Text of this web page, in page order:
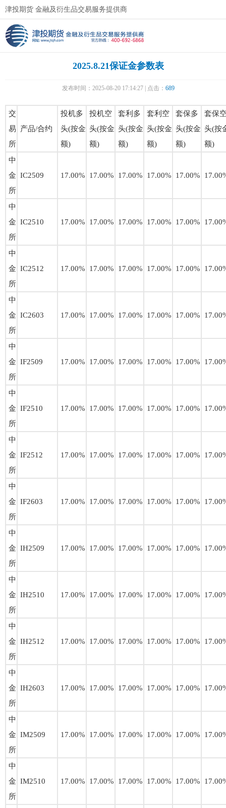
津投期货 金融及衍生品交易服务提供商
2025.8.21保证金参数表
发布时间：2025-08-20 17:14:27 | 点击： 689
交
易
所
产品/合约
投机多
头(按金
额)
投机空
头(按金
额)
套利多
头(按金
额)
套利空
头(按金
额)
套保多
头(按金
额)
套保
头(按
额)
中
金
所
IC2509 17.00% 17.00% 17.00% 17.00% 17.00%
中
金
所
IC2510 17.00% 17.00% 17.00% 17.00% 17.00%
中
金
所
IC2512 17.00% 17.00% 17.00% 17.00% 17.00%
中
金
所
IC2603 17.00% 17.00% 17.00% 17.00% 17.00%
中
金
所
IF2509 17.00% 17.00% 17.00% 17.00% 17.00%
中
金
所
IF2510 17.00% 17.00% 17.00% 17.00% 17.00%
中
金
所
IF2512 17.00% 17.00% 17.00% 17.00% 17.00%
中
金
所
IF2603 17.00% 17.00% 17.00% 17.00% 17.00%
中
金
所
IH2509 17.00% 17.00% 17.00% 17.00% 17.00%
中
金
所
IH2510 17.00% 17.00% 17.00% 17.00% 17.00%
中
金
所
IH2512 17.00% 17.00% 17.00% 17.00% 17.00%
中
金
所
IH2603 17.00% 17.00% 17.00% 17.00% 17.00%
中
金
所
IM2509 17.00% 17.00% 17.00% 17.00% 17.00%
中
金
所
IM2510 17.00% 17.00% 17.00% 17.00% 17.00%